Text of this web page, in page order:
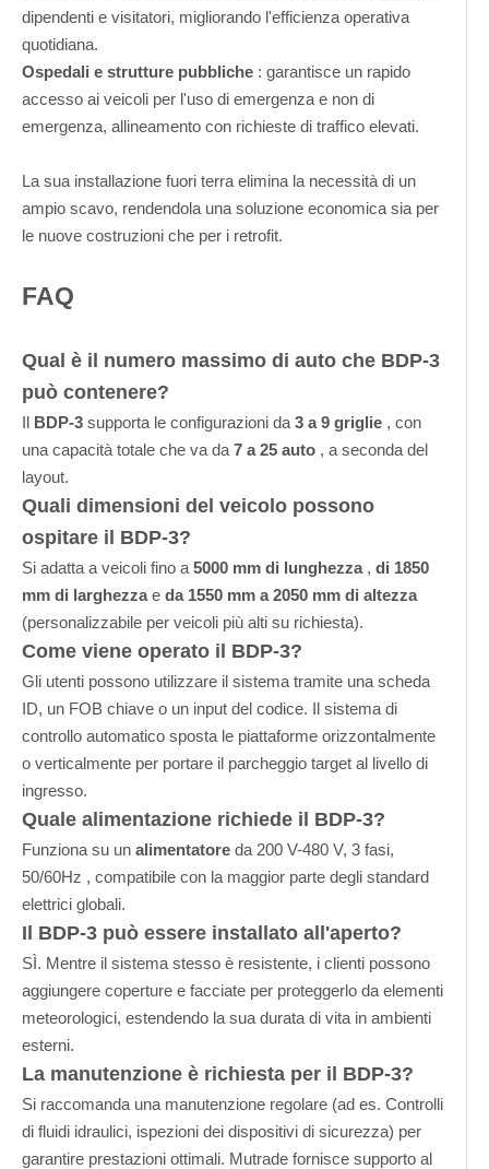
dipendenti e visitatori, migliorando l'efficienza operativa
quotidiana.
Ospedali e strutture pubbliche : garantisce un rapido
accesso ai veicoli per l'uso di emergenza e non di
emergenza, allineamento con richieste di traffico elevati.
La sua installazione fuori terra elimina la necessità di un
ampio scavo, rendendola una soluzione economica sia per
le nuove costruzioni che per i retrofit.
FAQ
Qual è il numero massimo di auto che BDP-3
può contenere?
Il BDP-3 supporta le configurazioni da 3 a 9 griglie , con
una capacità totale che va da 7 a 25 auto , a seconda del
layout.
Quali dimensioni del veicolo possono
ospitare il BDP-3?
Si adatta a veicoli fino a 5000 mm di lunghezza , di 1850
mm di larghezzae da 1550 mm a 2050 mm di altezza
(personalizzabile per veicoli più alti su richiesta).
Come viene operato il BDP-3?
Gli utenti possono utilizzare il sistema tramite una scheda
ID, un FOB chiave o un input del codice. Il sistema di
controllo automatico sposta le piattaforme orizzontalmente
o verticalmente per portare il parcheggio target al livello di
ingresso.
Quale alimentazione richiede il BDP-3?
Funziona su un alimentatore da 200 V-480 V, 3 fasi,
50/60Hz , compatibile con la maggior parte degli standard
elettrici globali.
Il BDP-3 può essere installato all'aperto?
SÌ. Mentre il sistema stesso è resistente, i clienti possono
aggiungere coperture e facciate per proteggerlo da elementi
meteorologici, estendendo la sua durata di vita in ambienti
esterni.
La manutenzione è richiesta per il BDP-3?
Si raccomanda una manutenzione regolare (ad es. Controlli
di fluidi idraulici, ispezioni dei dispositivi di sicurezza) per
garantire prestazioni ottimali. Mutrade fornisce supporto al